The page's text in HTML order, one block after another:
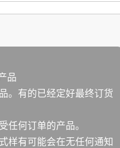
品
。有的已经定好最终订货
任何订单的产品。
样有可能会在无任何通知